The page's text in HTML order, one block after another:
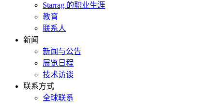
Starrag 的职业生涯
教育
联系人
新闻
新闻与公告
展览日程
技术访谈
联系方式
全球联系